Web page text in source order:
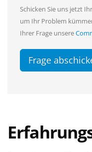
Schicken Sie uns jetzt
um Ihr Problem
Ihrer Frage unsere
Frage